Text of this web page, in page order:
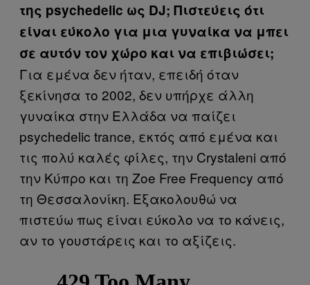
της psychedelic ως DJ; Πιστεύεις ότι
είναι εύκολο για μια γυναίκα να μπει
σε αυτόν τον χώρο και να επιβιώσει;
Για εμένα δεν ήταν, επειδή όταν
ξεκίνησα το 2002, δεν υπήρχε άλλη
γυναίκα στην Ελλάδα να παίζει
psychedelic trance, εκτός από εμένα και
τις πολύ καλές φίλες, την Crystaleni από
την Κύπρο και τη Zoe Free Frequency από
τη Θεσσαλονίκη. Εξακολουθώ να
πιστεύω πως είναι εύκολο να το κάνεις,
αν το γουστάρεις και το αξίζεις.